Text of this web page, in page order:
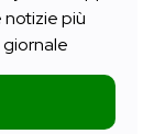
notizie più